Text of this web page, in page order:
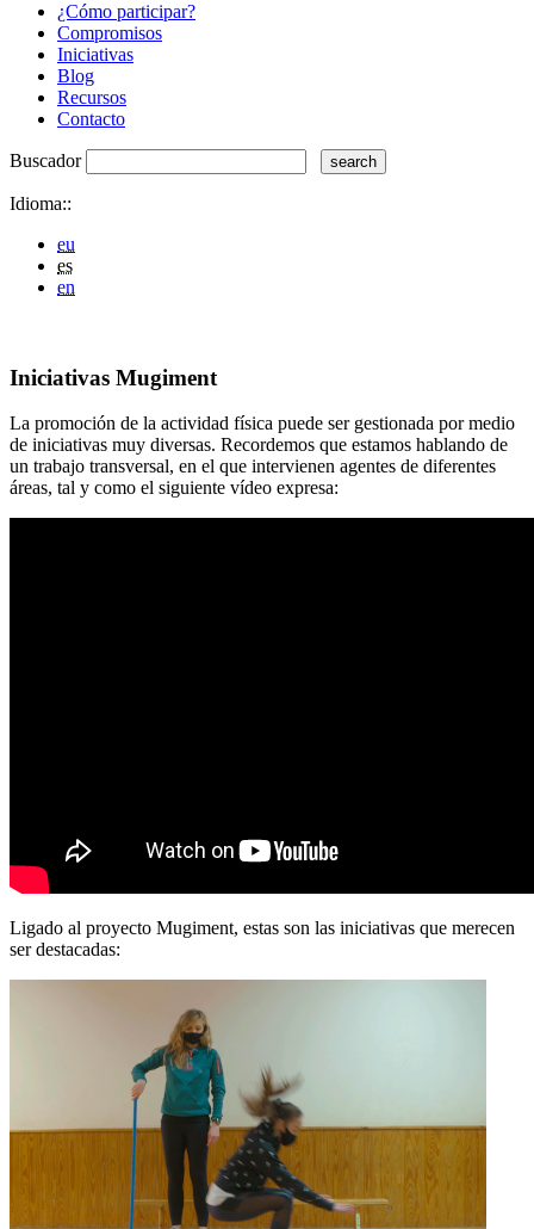
¿Cómo participar?
Compromisos
Iniciativas
Blog
Recursos
Contacto
Buscador
Idioma::
eu
es
en
Iniciativas Mugiment
La promoción de la actividad física puede ser gestionada por medio
de iniciativas muy diversas. Recordemos que estamos hablando de
un trabajo transversal, en el que intervienen agentes de diferentes
áreas, tal y como el siguiente vídeo expresa:
Ligado al proyecto Mugiment, estas son las iniciativas que merecen
ser destacadas: